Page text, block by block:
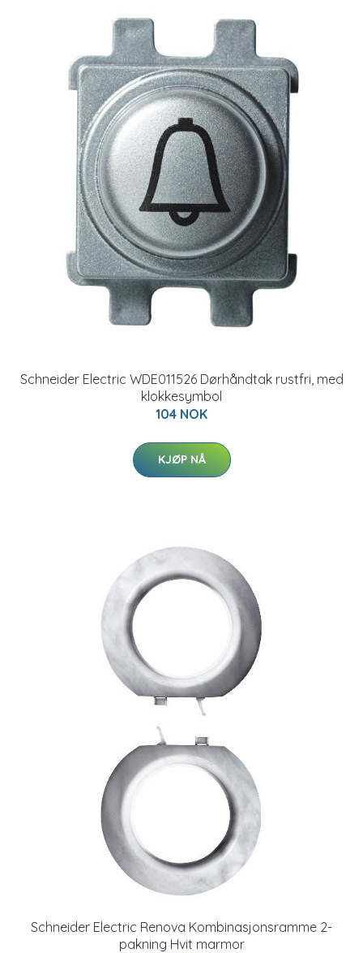
Schneider Electric WDE011526 Dørhåndtak rustfri, med
klokkesymbol
104 NOK
KJØP NÅ
Schneider Electric Renova Kombinasjonsramme 2-
pakning Hvit marmor